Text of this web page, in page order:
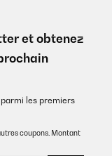
et obtenez
les premiers
coupons. Montant